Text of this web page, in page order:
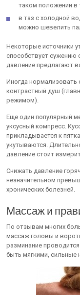
таком положении в
в таз с холодной
можно шевелить
Некоторые источники
способствует
давление предлагают
Иногда нормализовать
контрастный душ
режимом).
Еще один популярный
уксусный компресс.
прикладывается к
укутываются.
давление стоит
Снижать давление
незначительном
хронических болезней.
Массаж и
По отзывам многих
массаж головы и
разминание
быть мягкими, сильные